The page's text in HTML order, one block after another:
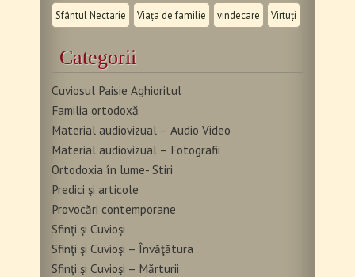
Sfântul Nectarie Viața de familie vindecare Virtuți
Categorii
Cuviosul Paisie Aghioritul
Familia ortodoxă
Material audiovizual – Audio Video
Material audiovizual – Fotografii
Ortodoxia în lume- Stiri
Predici şi articole
Provocări contemporane
Sfinţi şi Cuvioşi
Sfinţi şi Cuvioşi – Învăţătura
Sfinţi şi Cuvioşi – Mărturii